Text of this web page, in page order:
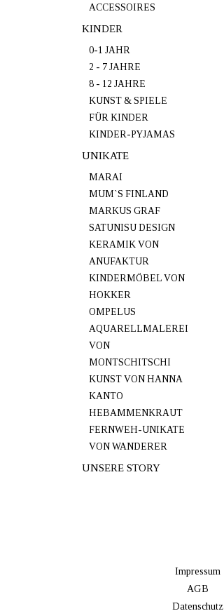
ACCESSOIRES
KINDER
0-1 JAHR
2 - 7 JAHRE
8 - 12 JAHRE
KUNST & SPIELE
FÜR KINDER
KINDER-PYJAMAS
UNIKATE
MARAI
MUM`S FINLAND
MARKUS GRAF
SATUNISU DESIGN
KERAMIK VON
ANUFAKTUR
KINDERMÖBEL VON
HOKKER
OMPELUS
AQUARELLMALEREI
VON
MONTSCHITSCHI
KUNST VON HANNA
KANTO
HEBAMMENKRAUT
FERNWEH-UNIKATE
VON WANDERER
UNSERE STORY
Impressum
AGB
Datenschutz